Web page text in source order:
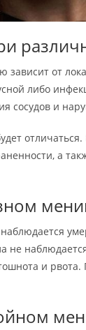
от
либо
сосудов и
а
и